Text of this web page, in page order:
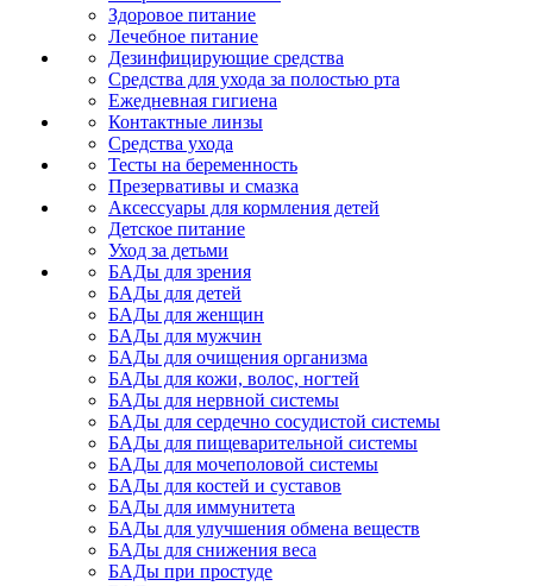
Здоровое питание
Лечебное питание
Дезинфицирующие средства
Средства для ухода за полостью рта
Ежедневная гигиена
Контактные линзы
Средства ухода
Тесты на беременность
Презервативы и смазка
Аксессуары для кормления детей
Детское питание
Уход за детьми
БАДы для зрения
БАДы для детей
БАДы для женщин
БАДы для мужчин
БАДы для очищения организма
БАДы для кожи, волос, ногтей
БАДы для нервной системы
БАДы для сердечно сосудистой системы
БАДы для пищеварительной системы
БАДы для мочеполовой системы
БАДы для костей и суставов
БАДы для иммунитета
БАДы для улучшения обмена веществ
БАДы для снижения веса
БАДы при простуде